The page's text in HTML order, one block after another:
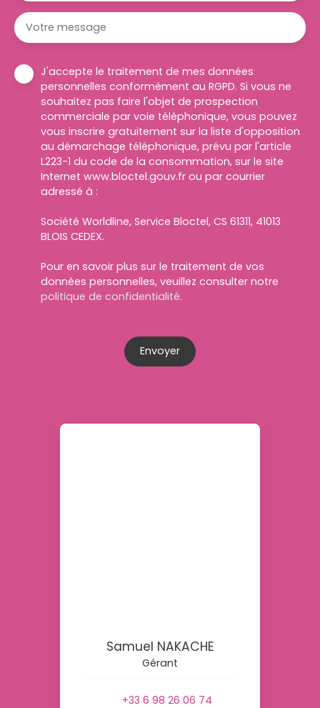
Votre message
J'accepte le traitement de mes données
personnelles conformément au RGPD. Si vous ne
souhaitez pas faire l'objet de prospection
commerciale par voie téléphonique, vous pouvez
vous inscrire gratuitement sur la liste d'opposition
au démarchage téléphonique, prévu par l'article
L223-1 du code de la consommation, sur le site
Internet www.bloctel.gouv.fr ou par courrier
adressé à :
Société Worldline, Service Bloctel, CS 61311, 41013
BLOIS CEDEX.
Pour en savoir plus sur le traitement de vos
données personnelles, veuillez consulter notre
politique de confidentialité.
Envoyer
Samuel NAKACHE
Gérant
+33 6 98 26 06 74